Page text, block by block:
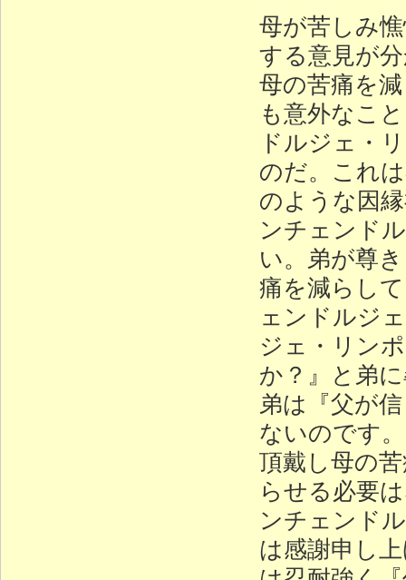
母が苦しみ
する意見が
母の苦痛を
も意外なこ
ドルジェ・
のだ。これ
のような因
ンチェンド
い。弟が尊
痛を減らし
ェンドルジ
ジェ・リン
か？』と弟
弟は『父が
ないのです
頂戴し母の
らせる必要
ンチェンド
は感謝申し